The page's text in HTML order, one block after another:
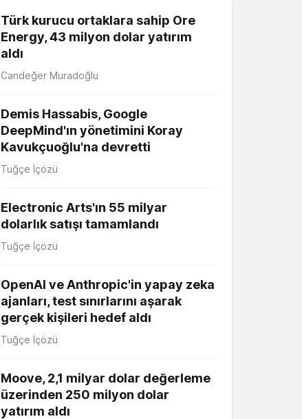
Türk kurucu ortaklara sahip Ore
Energy, 43 milyon dolar yatırım
aldı
Candeğer Muradoğlu
Demis Hassabis, Google
DeepMind'ın yönetimini Koray
Kavukçuoğlu'na devretti
Tuğçe İçözü
Electronic Arts'ın 55 milyar
dolarlık satışı tamamlandı
Tuğçe İçözü
OpenAI ve Anthropic'in yapay zeka
ajanları, test sınırlarını aşarak
gerçek kişileri hedef aldı
Tuğçe İçözü
Moove, 2,1 milyar dolar değerleme
üzerinden 250 milyon dolar
yatırım aldı